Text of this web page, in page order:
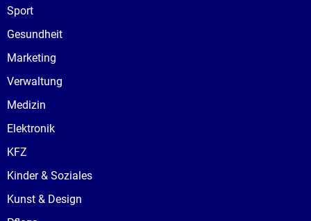
Sport
Gesundheit
Marketing
Verwaltung
Medizin
Elektronik
KFZ
Kinder & Soziales
Kunst & Design